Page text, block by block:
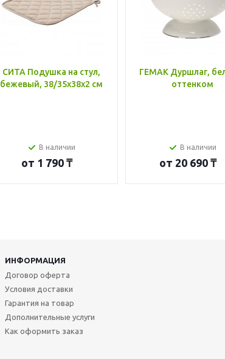
СИТА Подушка на стул,
бежевый, 38/35x38x2 см
В наличии
от 1 790 ₸
ГЕМАК Дуршлаг,
оттенком
В наличии
от 20 690 ₸
ИНФОРМАЦИЯ
Договор оферта
Условия доставки
Гарантия на товар
Дополнительные услуги
Как оформить заказ